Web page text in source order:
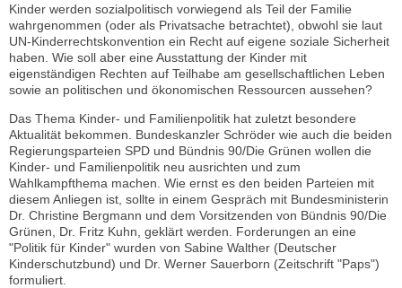
Kinder werden sozialpolitisch vorwiegend als Teil der Familie
wahrgenommen (oder als Privatsache betrachtet), obwohl sie laut
UN-Kinderrechtskonvention ein Recht auf eigene soziale Sicherheit
haben. Wie soll aber eine Ausstattung der Kinder mit
eigenständigen Rechten auf Teilhabe am gesellschaftlichen Leben
sowie an politischen und ökonomischen Ressourcen aussehen?
Das Thema Kinder- und Familienpolitik hat zuletzt besondere
Aktualität bekommen. Bundeskanzler Schröder wie auch die beiden
Regierungsparteien SPD und Bündnis 90/Die Grünen wollen die
Kinder- und Familienpolitik neu ausrichten und zum
Wahlkampfthema machen. Wie ernst es den beiden Parteien mit
diesem Anliegen ist, sollte in einem Gespräch mit Bundesministerin
Dr. Christine Bergmann und dem Vorsitzenden von Bündnis 90/Die
Grünen, Dr. Fritz Kuhn, geklärt werden. Forderungen an eine
"Politik für Kinder" wurden von Sabine Walther (Deutscher
Kinderschutzbund) und Dr. Werner Sauerborn (Zeitschrift "Paps")
formuliert.